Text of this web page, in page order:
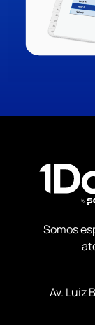
Somos
Av. Luiz